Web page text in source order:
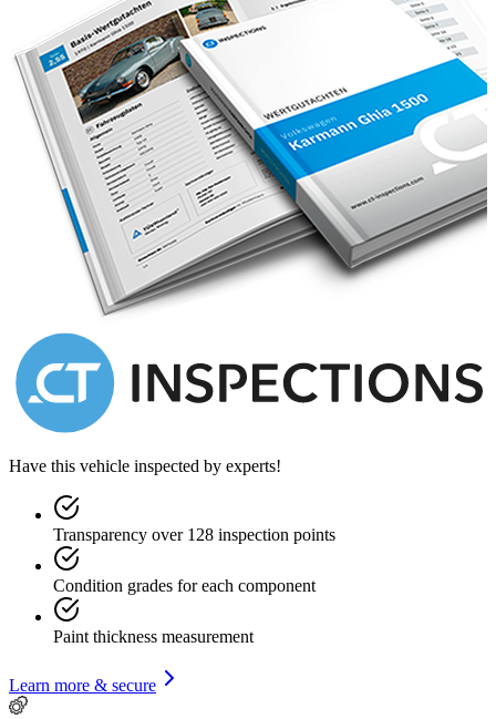
fuel tank, rear suspension upgrade, wraparound windscreen, larger
bumpers, and repositioned headlights.
A number of special bodied cars were also produced by Italian
coachbuilders Carrozzeria Allemano, Bertone, and Vignale who
were commissioned at special request by private clients.
David Brown had purchased the Lagonda company a few years
earlier, primarily to obtain the W.O.Bentley designed, double
overhead camshaft straight six, which he wanted as a replacement
for the aging Claude Hill four cylinder unit.
He knew success in motorsport would benefit sales, and used the
2.6-litre, six-cylinder unit to power the works DB2s which were
campaigned at Le Mans and across Europe throughout the early
The DB2/4 engine (VB6J) was initially tuned to 125bhp, propelling
the car to 120mph and 0-60mph in 11.2 seconds. However, in the
summer of 1954, the capacity was increased from 2,580cc to
2,992cc, which raised power to 140bhp at 5,000rpm and reduced
the 0-60mph time to 10 seconds dead.
Have this vehicle inspected by experts!
Transparency over 128 inspection points
Condition grades for each component
Paint thickness measurement
Learn more & secure